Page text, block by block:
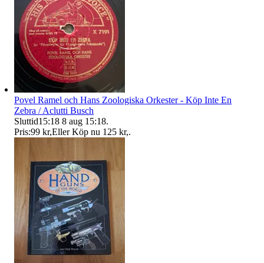
Povel Ramel och Hans Zoologiska Orkester - Köp Inte En
Zebra / Aclutti Busch
Sluttid15:18 8 aug 15:18.
Pris:99 kr,Eller Köp nu 125 kr,.